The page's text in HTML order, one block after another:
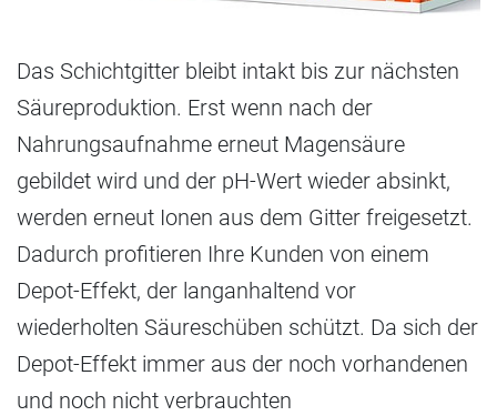
Das Schichtgitter bleibt intakt bis zur nächsten
Säureproduktion. Erst wenn nach der
Nahrungsaufnahme erneut Magensäure
gebildet wird und der pH-Wert wieder absinkt,
werden erneut Ionen aus dem Gitter freigesetzt.
Dadurch profitieren Ihre Kunden von einem
Depot-Effekt, der langanhaltend vor
wiederholten Säureschüben schützt. Da sich der
Depot-Effekt immer aus der noch vorhandenen
und noch nicht verbrauchten